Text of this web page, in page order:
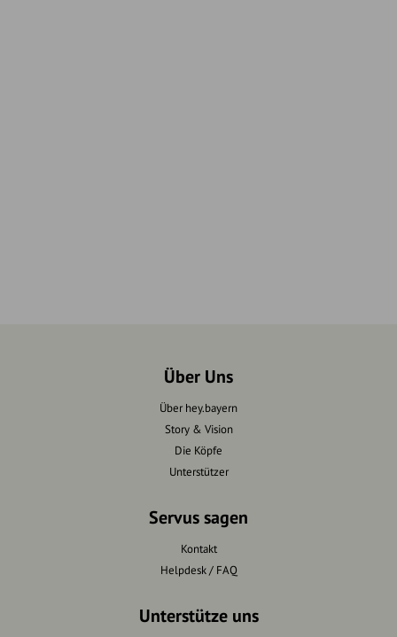
Über Uns
Über hey.bayern
Story & Vision
Die Köpfe
Unterstützer
Servus sagen
Kontakt
Helpdesk / FAQ
Unterstütze uns